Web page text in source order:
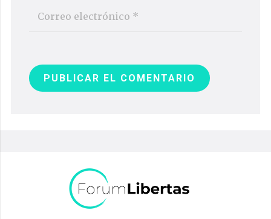
PUBLICAR EL COMENTARIO